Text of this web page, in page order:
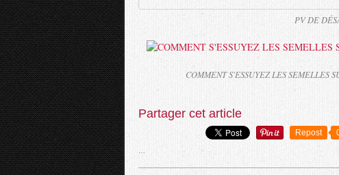
PV DE
COMMENT S'ESSUYEZ LES SEMELLES
Partager cet article
Repost
…